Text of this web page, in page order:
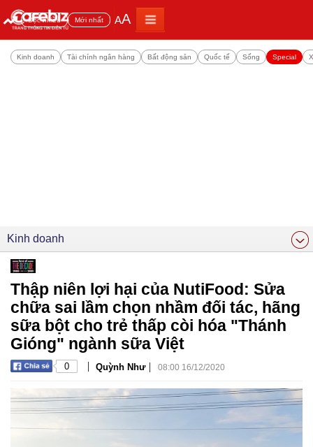
Đọc nhiều Mới nhất AA
Kinh doanh Tài chính ngân hàng Bất động sản Quốc tế Sống Special
Kinh doanh
Thập niên lợi hại của NutiFood: Sửa
chữa sai lầm chọn nhầm đối tác, hãng
sữa bột cho trẻ thấp còi hóa "Thánh
Gióng" ngành sữa Việt
0 | Quỳnh Như | 08:00 16/12/2020